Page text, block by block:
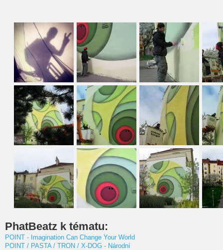
PhatBeatz k tématu:
POINT - Imagination Can Change Your World
POINT / PASTA / TRON / X-DOG - Národní